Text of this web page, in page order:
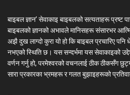
बाइबल ज्ञान’ सेवाकाइ बाइबलको सत्यताहरू प्रष्ट
बाइबलको ज्ञानको अभावले मानिसहरू संसारभर
अझै दुख लाग्दो कुरा यो हो कि बाइबल प्रचारिए पनि
नभएको स्थिति छ। यस सन्दर्भमा यस सेवाकाइको
वर्णन गर्नु हो, परमेश्वरको वचनलाई ठीक ठीकसँग
सारा प्रकारका भ्रमहरू र गलत बुझाइहरूको